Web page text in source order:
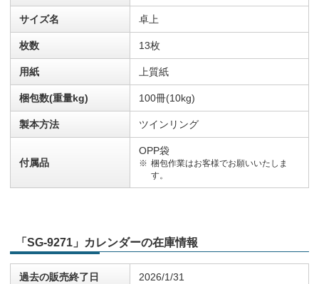
サイズ名 卓上
枚数 13枚
用紙 上質紙
梱包数(重量kg) 100冊(10kg)
製本方法 ツインリング
付属品
OPP袋
梱包作業はお客様でお願いいたしま
す。
「SG-9271」カレンダーの在庫情報
過去の販売終了日 2026/1/31